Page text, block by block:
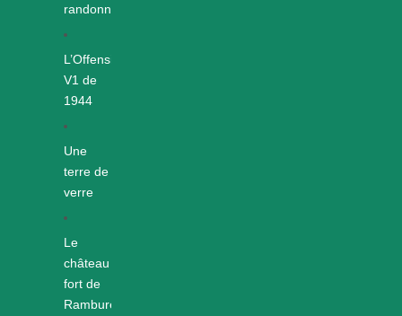
randonnées
L’Offensive
V1 de
1944
Une
terre de
verre
Le
château
fort de
Rambures